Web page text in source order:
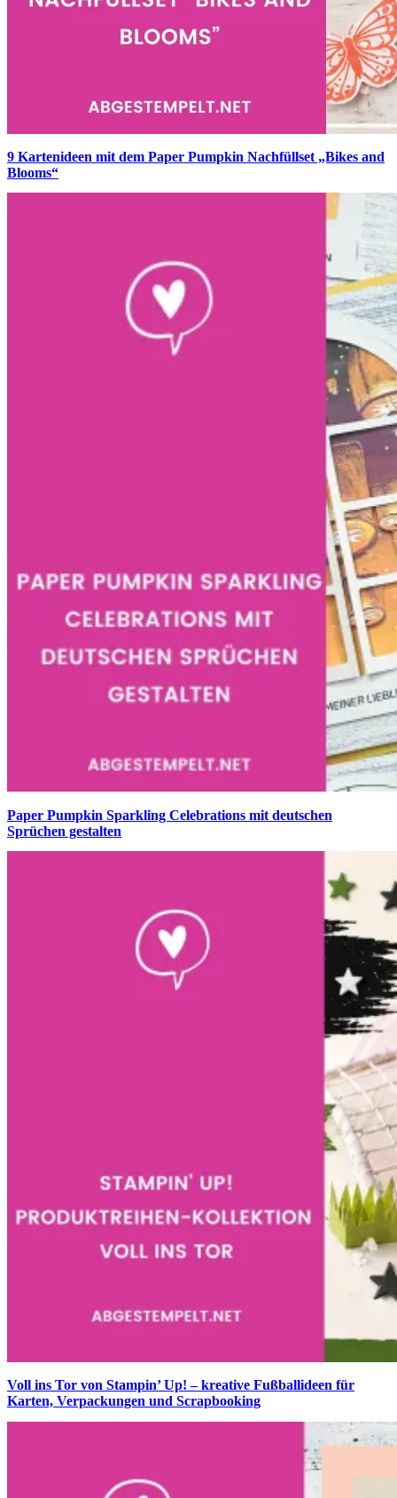
9 Kartenideen mit dem Paper Pumpkin Nachfüllset „Bikes and
Blooms“
Paper Pumpkin Sparkling Celebrations mit deutschen
Sprüchen gestalten
Voll ins Tor von Stampin’ Up! – kreative Fußballideen für
Karten, Verpackungen und Scrapbooking